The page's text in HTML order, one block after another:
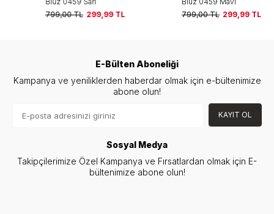
TL 299,99TL TL 299,99TL
E-Bülten Aboneliği
Kampanya ve yeniliklerden haberdar olmak için e-bültenimize
abone olun!
KAYIT OL
Sosyal Medya
Takipçilerimize Özel Kampanya ve Fırsatlardan olmak için E-
bültenimize abone olun!